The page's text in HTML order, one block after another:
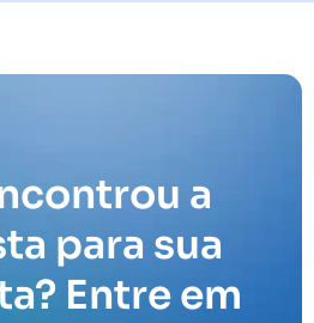
a
para sua
Entre em